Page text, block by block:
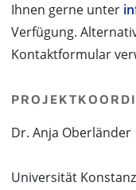
Ihnen gerne unter
Verfügung.
Kontaktformular
Dr. Anja Oberländer
Universität Konstanz